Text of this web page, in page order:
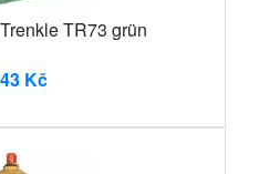
TR73 grün
Kč